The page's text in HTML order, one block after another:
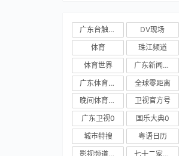
广东台触电新闻 DV现场
体育
珠江频道
体育世界
广东新闻频道
广东体育频道
全球零距离
晚间体育新闻
卫视官方号
广东卫视0
国乐大典0
城市特搜
粤语日历
影视频道新媒体
七十二家房客